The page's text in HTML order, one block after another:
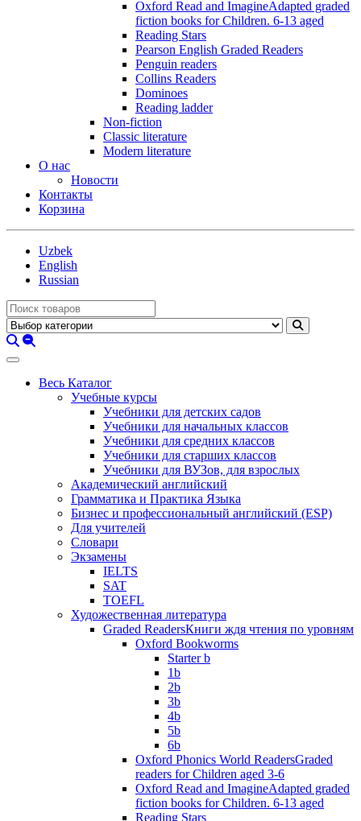
Oxford Read and ImagineAdapted graded
fiction books for Children. 6-13 aged
Reading Stars
Pearson English Graded Readers
Penguin readers
Collins Readers
Dominoes
Reading ladder
Non-fiction
Classic literature
Modern literature
О нас
Новости
Контакты
Корзина
Uzbek
English
Russian
Весь Каталог
Учебные курсы
Учебники для детских садов
Учебники для начальных классов
Учебники для средних классов
Учебники для старших классов
Учебники для ВУЗов, для взрослых
Академический английский
Грамматика и Практика Языка
Бизнес и профессиональный английский (ESP)
Для учителей
Словари
Экзамены
IELTS
SAT
TOEFL
Художественная литература
Graded ReadersКниги ждя чтения по уровням
Oxford Bookworms
Starter b
1b
2b
3b
4b
5b
6b
Oxford Phonics World ReadersGraded
readers for Children aged 3-6
Oxford Read and ImagineAdapted graded
fiction books for Children. 6-13 aged
Reading Stars